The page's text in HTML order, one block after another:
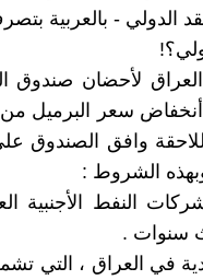
الدولي - بالعربية
لأحضان صندوق
سعر البرميل من
الشروط :
النفط الأجنبية
في العراق ، التي